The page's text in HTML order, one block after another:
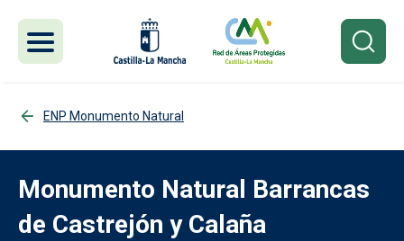
ENP Monumento Natural
Monumento Natural Barrancas
de Castrejón y Calaña